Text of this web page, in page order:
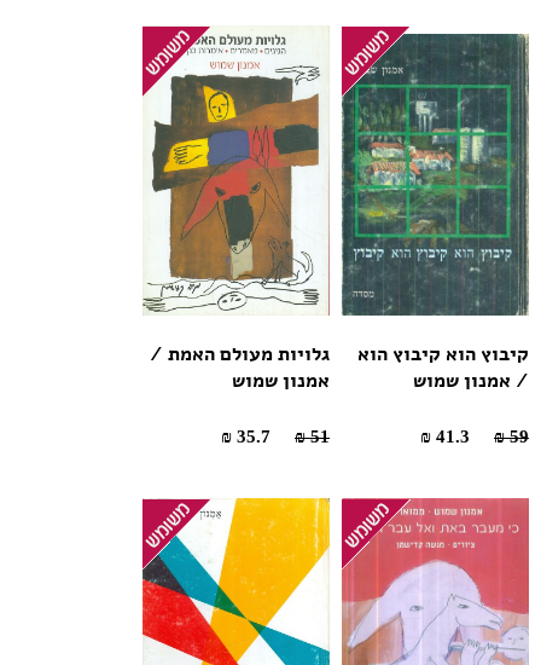
קיבוץ הוא קיבוץ הוא
/ אמנון שמוש
59 ₪
גלויות מעולם האמת /
אמנון שמוש
51 ₪